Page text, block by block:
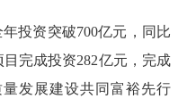
投资突破700亿元，同比
完成投资282亿元，完成
发展建设共同富裕先行